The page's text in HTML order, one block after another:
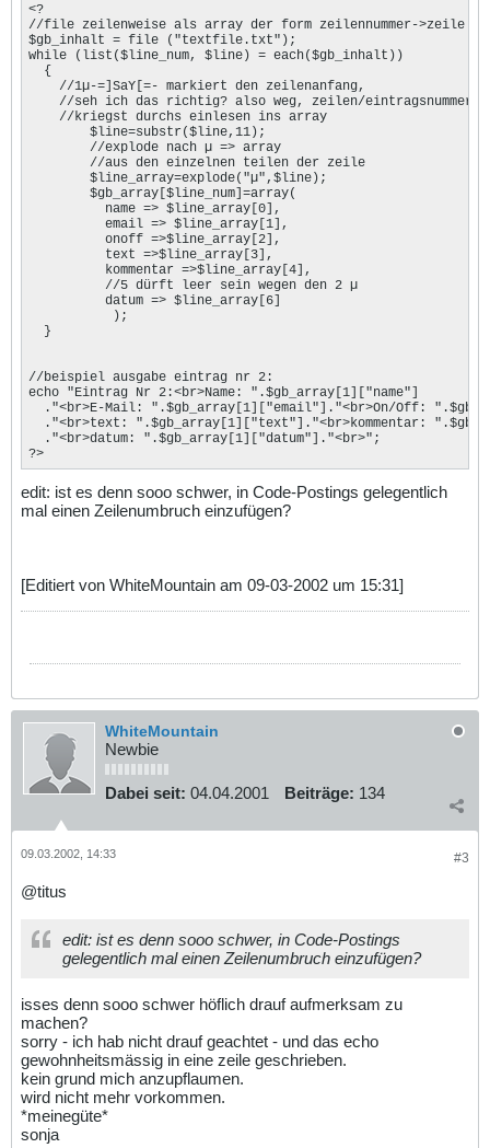
<?
//file zeilenweise als array der form zeilennummer->zeile
$gb_inhalt = file ("textfile.txt");
while (list($line_num, $line) = each($gb_inhalt))
  {
    //1µ-=]SaY[=- markiert den zeilenanfang,
    //seh ich das richtig? also weg, zeilen/eintragsnummern
    //kriegst durchs einlesen ins array
        //aus den einzelnen teilen der zeile
          //5 dürft leer sein wegen den 2 µ
  }
//beispiel ausgabe eintrag nr 2:
echo "Eintrag Nr 2:<br>Name: ".$gb_array[1]["name"]
."<br>E-Mail: ".$gb_array[1]["email"]."<br>On/Off:
."<br>text: ".$gb_array[1]["text"]."<br>kommentar:
  ."<br>datum: ".$gb_array[1]["datum"]."<br>";
?>
edit: ist es denn sooo schwer, in Code-Postings gelegentlich
mal einen Zeilenumbruch einzufügen?
[Editiert von WhiteMountain am 09-03-2002 um 15:31]
WhiteMountain
Newbie
Dabei seit: 04.04.2001 Beiträge: 134
#3
09.03.2002, 14:33
@titus
edit: ist es denn sooo schwer, in Code-Postings
gelegentlich mal einen Zeilenumbruch einzufügen?
isses denn sooo schwer höflich drauf aufmerksam zu
machen?
sorry - ich hab nicht drauf geachtet - und das echo
gewohnheitsmässig in eine zeile geschrieben.
kein grund mich anzupflaumen.
wird nicht mehr vorkommen.
*meinegüte*
sonja